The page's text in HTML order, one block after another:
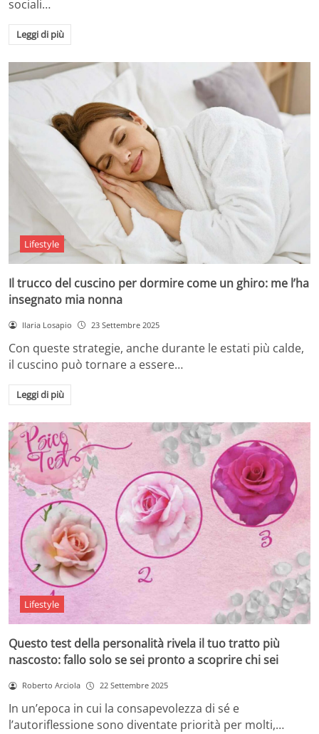
sociali…
Leggi di più
Lifestyle
Il trucco del cuscino per dormire come un ghiro: me l’ha
insegnato mia nonna
Ilaria Losapio 23 Settembre 2025
Con queste strategie, anche durante le estati più calde,
il cuscino può tornare a essere…
Leggi di più
Lifestyle
Questo test della personalità rivela il tuo tratto più
nascosto: fallo solo se sei pronto a scoprire chi sei
Roberto Arciola 22 Settembre 2025
In un’epoca in cui la consapevolezza di sé e
l’autoriflessione sono diventate priorità per molti,…